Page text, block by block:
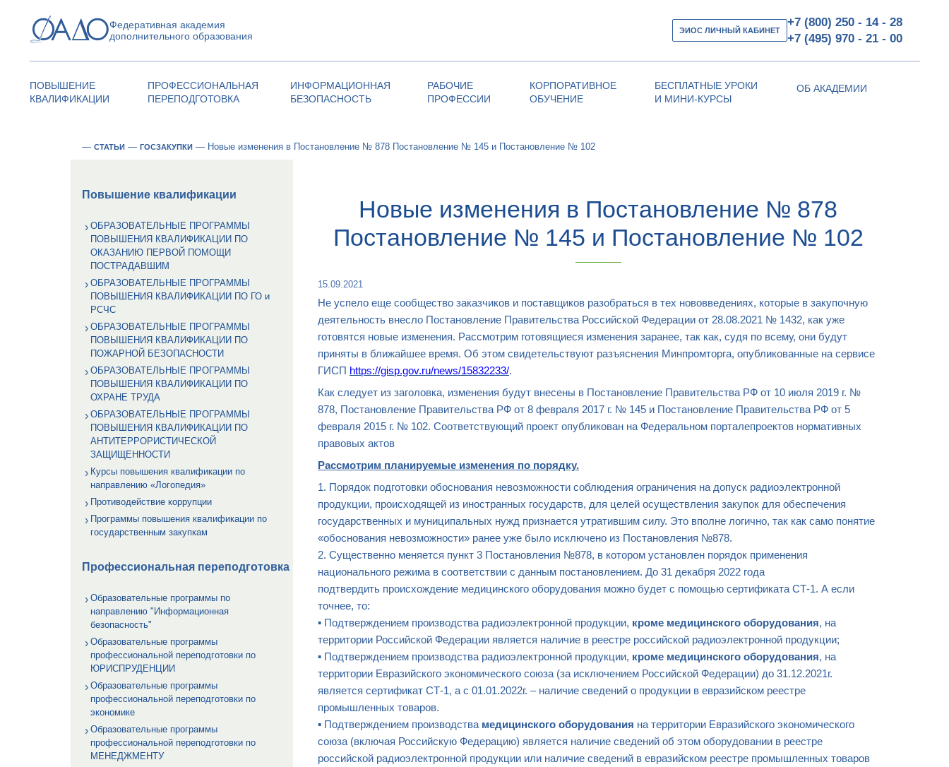
Федеративная академия
дополнительного образования
ЭИОС ЛИЧНЫЙ КАБИНЕТ
+7 (800) 250 - 14 - 28
+7 (495) 970 - 21 - 00
ПОВЫШЕНИЕ
КВАЛИФИКАЦИИ
ПРОФЕССИОНАЛЬНАЯ
ПЕРЕПОДГОТОВКА
ИНФОРМАЦИОННАЯ
БЕЗОПАСНОСТЬ
РАБОЧИЕ
ПРОФЕССИИ
КОРПОРАТИВНОЕ
ОБУЧЕНИЕ
БЕСПЛАТНЫЕ УРОКИ
И МИНИ-КУРСЫ
ОБ АКАДЕМИИ
— СТАТЬИ — ГОСЗАКУПКИ — Новые изменения в Постановление № 878 Постановление № 145 и Постановление № 102
Повышение квалификации
ОБРАЗОВАТЕЛЬНЫЕ ПРОГРАММЫ
ПОВЫШЕНИЯ КВАЛИФИКАЦИИ ПО
ОКАЗАНИЮ ПЕРВОЙ ПОМОЩИ
ПОСТРАДАВШИМ
ОБРАЗОВАТЕЛЬНЫЕ ПРОГРАММЫ
ПОВЫШЕНИЯ КВАЛИФИКАЦИИ ПО ГО и
РСЧС
ОБРАЗОВАТЕЛЬНЫЕ ПРОГРАММЫ
ПОВЫШЕНИЯ КВАЛИФИКАЦИИ ПО
ПОЖАРНОЙ БЕЗОПАСНОСТИ
ОБРАЗОВАТЕЛЬНЫЕ ПРОГРАММЫ
ПОВЫШЕНИЯ КВАЛИФИКАЦИИ ПО
ОХРАНЕ ТРУДА
ОБРАЗОВАТЕЛЬНЫЕ ПРОГРАММЫ
ПОВЫШЕНИЯ КВАЛИФИКАЦИИ ПО
АНТИТЕРРОРИСТИЧЕСКОЙ
ЗАЩИЩЕННОСТИ
Курсы повышения квалификации по
направлению «Логопедия»
Противодействие коррупции
Программы повышения квалификации по
государственным закупкам
Профессиональная переподготовка
Образовательные программы по
направлению "Информационная
безопасность"
Образовательные программы
профессиональной переподготовки по
ЮРИСПРУДЕНЦИИ
Образовательные программы
профессиональной переподготовки по
экономике
Образовательные программы
профессиональной переподготовки по
МЕНЕДЖМЕНТУ
Новые изменения в Постановление № 878
Постановление № 145 и Постановление № 102
15.09.2021
Не успело еще сообщество заказчиков и поставщиков разобраться в тех нововведениях, которые в закупочную
деятельность внесло Постановление Правительства Российской Федерации от 28.08.2021 № 1432, как уже
готовятся новые изменения. Рассмотрим готовящиеся изменения заранее, так как, судя по всему, они будут
приняты в ближайшее время. Об этом свидетельствуют разъяснения Минпромторга, опубликованные на сервисе
ГИСП https://gisp.gov.ru/news/15832233/.
Как следует из заголовка, изменения будут внесены в Постановление Правительства РФ от 10 июля 2019 г. №
878, Постановление Правительства РФ от 8 февраля 2017 г. № 145 и Постановление Правительства РФ от 5
февраля 2015 г. № 102. Соответствующий проект опубликован на Федеральном порталепроектов нормативных
правовых актов
Рассмотрим планируемые изменения по порядку.
1. Порядок подготовки обоснования невозможности соблюдения ограничения на допуск радиоэлектронной
продукции, происходящей из иностранных государств, для целей осуществления закупок для обеспечения
государственных и муниципальных нужд признается утратившим силу. Это вполне логично, так как само понятие
«обоснования невозможности» ранее уже было исключено из Постановления №878.
2. Существенно меняется пункт 3 Постановления №878, в котором установлен порядок применения
национального режима в соответствии с данным постановлением. До 31 декабря 2022 года
подтвердить происхождение медицинского оборудования можно будет с помощью сертификата СТ-1. А если
точнее, то:
▪ Подтверждением производства радиоэлектронной продукции, кроме медицинского оборудования, на
территории Российской Федерации является наличие в реестре российской радиоэлектронной продукции;
▪ Подтверждением производства радиоэлектронной продукции, кроме медицинского оборудования, на
территории Евразийского экономического союза (за исключением Российской Федерации) до 31.12.2021г.
является сертификат СТ-1, а с 01.01.2022г. – наличие сведений о продукции в евразийском реестре
промышленных товаров.
▪ Подтверждением производства медицинского оборудования на территории Евразийского экономического
союза (включая Российскую Федерацию) является наличие сведений об этом оборудовании в реестре
российской радиоэлектронной продукции или наличие сведений в евразийском реестре промышленных товаров